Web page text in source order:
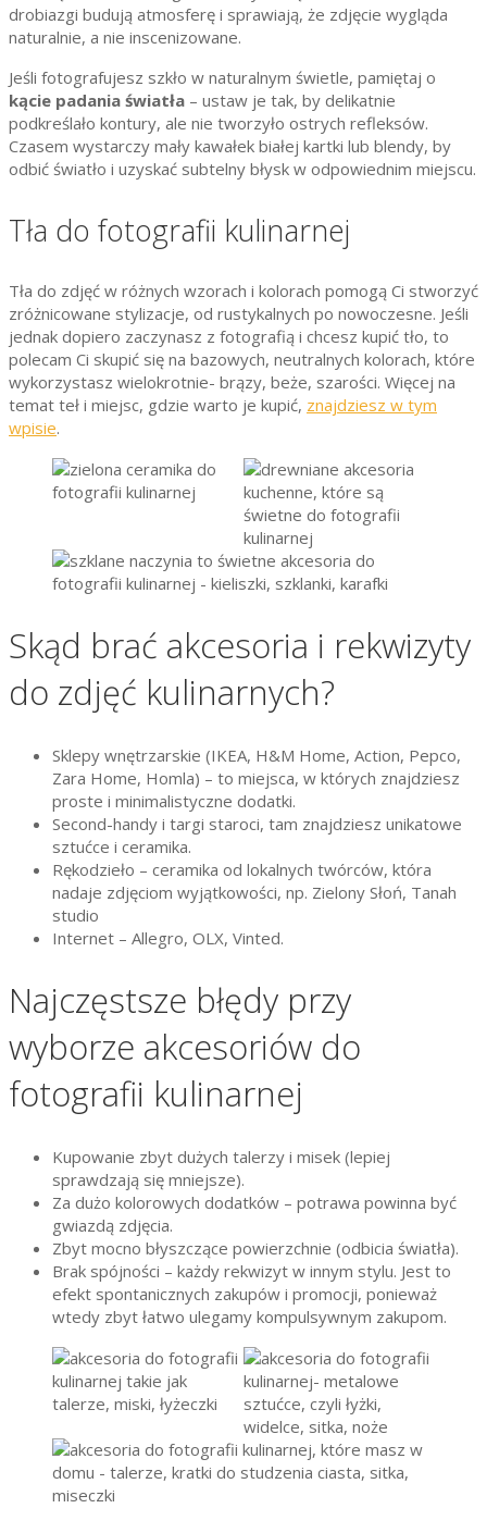
drobiazgi budują atmosferę i sprawiają, że zdjęcie wygląda
naturalnie, a nie inscenizowane.
Jeśli fotografujesz szkło w naturalnym świetle, pamiętaj o
kącie padania światła – ustaw je tak, by delikatnie
podkreślało kontury, ale nie tworzyło ostrych refleksów.
Czasem wystarczy mały kawałek białej kartki lub blendy, by
odbić światło i uzyskać subtelny błysk w odpowiednim miejscu.
Tła do fotografii kulinarnej
Tła do zdjęć w różnych wzorach i kolorach pomogą Ci stworzyć
zróżnicowane stylizacje, od rustykalnych po nowoczesne. Jeśli
jednak dopiero zaczynasz z fotografią i chcesz kupić tło, to
polecam Ci skupić się na bazowych, neutralnych kolorach, które
wykorzystasz wielokrotnie- brązy, beże, szarości. Więcej na
temat teł i miejsc, gdzie warto je kupić, znajdziesz w tym
wpisie.
Skąd brać akcesoria i rekwizyty
do zdjęć kulinarnych?
Sklepy wnętrzarskie (IKEA, H&M Home, Action, Pepco,
Zara Home, Homla) – to miejsca, w których znajdziesz
proste i minimalistyczne dodatki.
Second-handy i targi staroci, tam znajdziesz unikatowe
sztućce i ceramika.
Rękodzieło – ceramika od lokalnych twórców, która
nadaje zdjęciom wyjątkowości, np. Zielony Słoń, Tanah
studio
Internet – Allegro, OLX, Vinted.
Najczęstsze błędy przy
wyborze akcesoriów do
fotografii kulinarnej
Kupowanie zbyt dużych talerzy i misek (lepiej
sprawdzają się mniejsze).
Za dużo kolorowych dodatków – potrawa powinna być
gwiazdą zdjęcia.
Zbyt mocno błyszczące powierzchnie (odbicia światła).
Brak spójności – każdy rekwizyt w innym stylu. Jest to
efekt spontanicznych zakupów i promocji, ponieważ
wtedy zbyt łatwo ulegamy kompulsywnym zakupom.